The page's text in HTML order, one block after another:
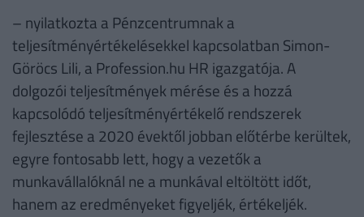
– nyilatkozta a Pénzcentrumnak a
teljesítményértékelésekkel kapcsolatban Simon-
Göröcs Lili, a Profession.hu HR igazgatója. A
dolgozói teljesítmények mérése és a hozzá
kapcsolódó teljesítményértékelő rendszerek
fejlesztése a 2020 évektől jobban előtérbe kerültek,
egyre fontosabb lett, hogy a vezetők a
munkavállalóknál ne a munkával eltöltött időt,
hanem az eredményeket figyeljék, értékeljék.